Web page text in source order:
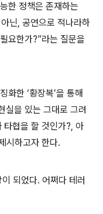
한 정책은 존재하는
닌, 공연으로 적나라하
요한가?”라는 질문을
화한 ‘황장복’을 통해
실을 있는 그대로 그려
타협을 할 것인가?, 아
시하고자 한다.
되었다. 어쩌다 테러